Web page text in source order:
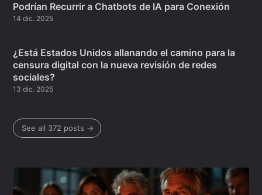
Podrían Recurrir a Chatbots de IA para Conexión
14 dic. 2025
¿Está Estados Unidos allanando el camino para la
censura digital con la nueva revisión de redes
sociales?
13 dic. 2025
See all 372 posts →